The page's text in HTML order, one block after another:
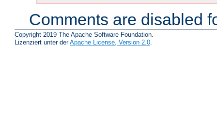
Comments are disabled
Copyright 2019 The Apache Software Foundation.
Lizenziert unter derApache License, Version 2.0